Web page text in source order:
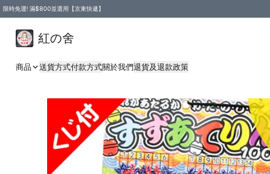
限時免運! 滿$800並選用【京東快遞】
紅の舍
商品 送貨方式付款方式關於我們退貨及退款政策